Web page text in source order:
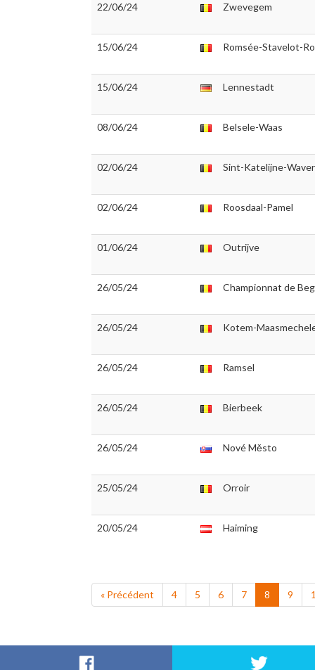
22/06/24 Zwevegem
15/06/24 Romsée-Stavelot-
15/06/24 Lennestadt
08/06/24 Belsele-Waas
02/06/24 Sint-Katelijne-Waver
02/06/24 Roosdaal-Pamel
01/06/24 Outrijve
26/05/24 Championnat de
26/05/24 Kotem-
26/05/24 Ramsel
26/05/24 Bierbeek
26/05/24 Nové Město
25/05/24 Orroir
20/05/24 Haiming
« Précédent 4 5 6 7 8 9